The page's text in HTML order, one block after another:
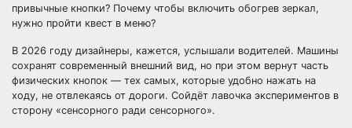
привычные кнопки? Почему чтобы включить обогрев зеркал,
нужно пройти квест в меню?
В 2026 году дизайнеры, кажется, услышали водителей. Машины
сохранят современный внешний вид, но при этом вернут часть
физических кнопок — тех самых, которые удобно нажать на
ходу, не отвлекаясь от дороги. Сойдёт лавочка экспериментов в
сторону «сенсорного ради сенсорного».